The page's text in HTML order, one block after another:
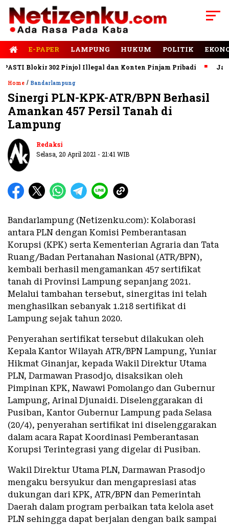
E-PAPER LAMPUNG HUKUM POLITIK
Blokir 302 Pinjol Illegal dan Konten Pinjam Pribadi Jalan
Home / Bandarlampung
Sinergi PLN-KPK-ATR/BPN Berhasil
Amankan 457 Persil Tanah di
Lampung
Redaksi
Selasa, 20 April 2021 - 21:41 WIB
Bandarlampung (Netizenku.com): Kolaborasi
antara PLN dengan Komisi Pemberantasan
Korupsi (KPK) serta Kementerian Agraria dan Tata
Ruang/Badan Pertanahan Nasional (ATR/BPN),
kembali berhasil mengamankan 457 sertifikat
tanah di Provinsi Lampung sepanjang 2021.
Melalui tambahan tersebut, sinergitas ini telah
menghasilkan sebanyak 1.218 sertifikat di
Lampung sejak tahun 2020.
Penyerahan sertifikat tersebut dilakukan oleh
Kepala Kantor Wilayah ATR/BPN Lampung, Yuniar
Hikmat Ginanjar, kepada Wakil Direktur Utama
PLN, Darmawan Prasodjo, disaksikan oleh
Pimpinan KPK, Nawawi Pomolango dan Gubernur
Lampung, Arinal Djunaidi. Diselenggarakan di
Pusiban, Kantor Gubernur Lampung pada Selasa
(20/4), penyerahan sertifikat ini diselenggarakan
dalam acara Rapat Koordinasi Pemberantasan
Korupsi Terintegrasi yang digelar di Pusiban.
Wakil Direktur Utama PLN, Darmawan Prasodjo
mengaku bersyukur dan mengapresiasi atas
dukungan dari KPK, ATR/BPN dan Pemerintah
Daerah dalam program perbaikan tata kelola aset
PLN sehingga dapat berjalan dengan baik sampai